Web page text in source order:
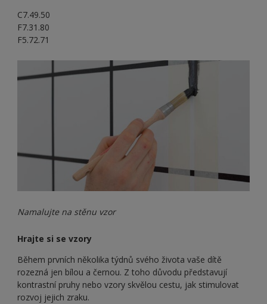
C7.49.50
F7.31.80
F5.72.71
Namalujte na stěnu vzor
Hrajte si se vzory
Během prvních několika týdnů svého života vaše dítě
rozezná jen bílou a černou. Z toho důvodu představují
kontrastní pruhy nebo vzory skvělou cestu, jak stimulovat
rozvoj jejich zraku.